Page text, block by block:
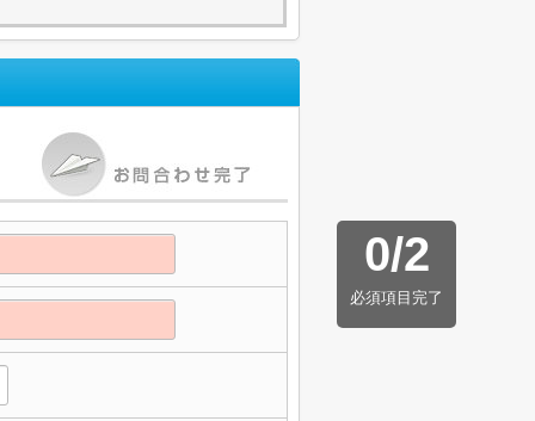
0/2
必須項目完了